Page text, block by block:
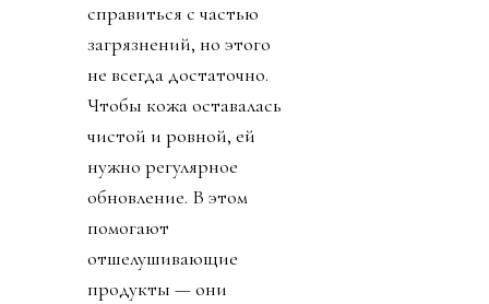
справиться с частью
загрязнений, но этого
не всегда достаточно.
Чтобы кожа оставалась
чистой и ровной, ей
нужно регулярное
обновление. В этом
помогают
отшелушивающие
продукты — они